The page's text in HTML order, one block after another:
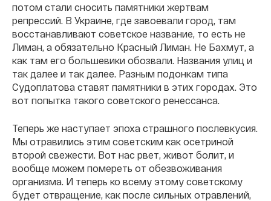
потом стали сносить памятники жертвам
репрессий. В Украине, где завоевали город, там
восстанавливают советское название, то есть не
Лиман, а обязательно Красный Лиман. Не Бахмут, а
как там его большевики обозвали. Названия улиц и
так далее и так далее. Разным подонкам типа
Судоплатова ставят памятники в этих городах. Это
вот попытка такого советского ренессанса.
Теперь же наступает эпоха страшного послевкусия.
Мы отравились этим советским как осетриной
второй свежести. Вот нас рвет, живот болит, и
вообще можем помереть от обезвоживания
организма. И теперь ко всему этому советскому
будет отвращение, как после сильных отравлений,